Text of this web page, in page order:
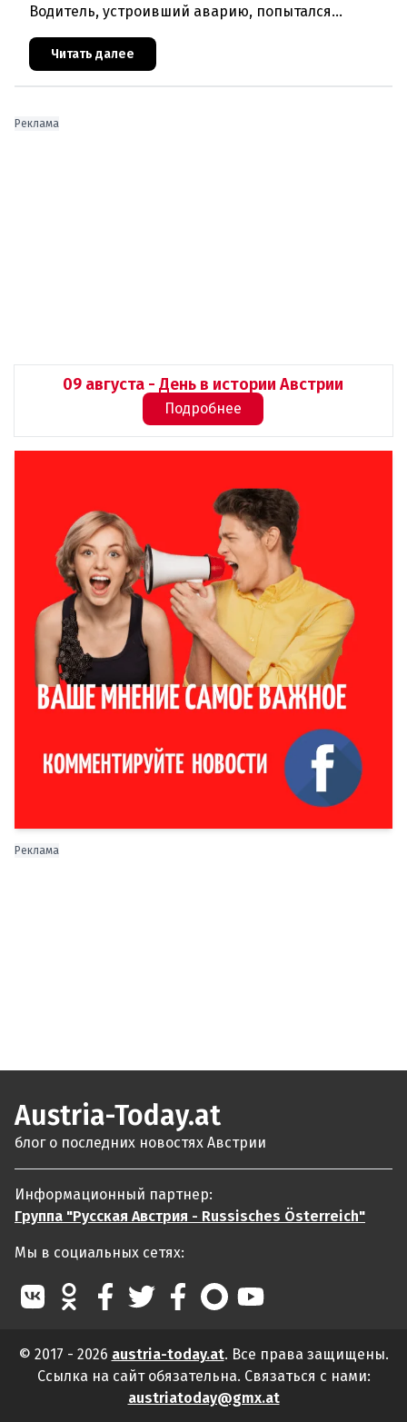
Водитель, устроивший аварию, попытался
скрыться от полиции, спровоцировав несколько
новых столкновений.Что слу
Читать далее
Реклама
09 августа - День в истории Австрии
Подробнее
Реклама
Austria-Today.at
блог о последних новостях Австрии
Информационный партнер:
Группа "Русская Австрия - Russisches Österreich"
Мы в социальных сетях:
© 2017 - 2026 austria-today.at. Все права защищены.
Ссылка на сайт обязательна. Связаться с нами:
austriatoday@gmx.at